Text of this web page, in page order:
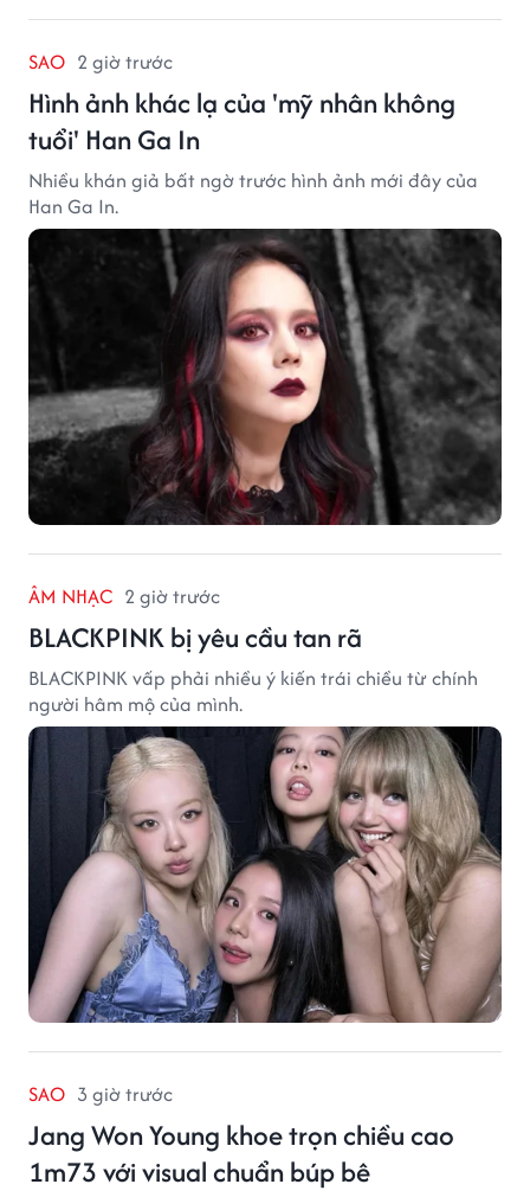
SAO 2 giờ trước
Hình ảnh khác lạ của 'mỹ nhân không
tuổi' Han Ga In
Nhiều khán giả bất ngờ trước hình ảnh mới đây của
Han Ga In.
ÂM NHẠC 2 giờ trước
BLACKPINK bị yêu cầu tan rã
BLACKPINK vấp phải nhiều ý kiến trái chiều từ chính
người hâm mộ của mình.
SAO 3 giờ trước
Jang Won Young khoe trọn chiều cao
1m73 với visual chuẩn búp bê